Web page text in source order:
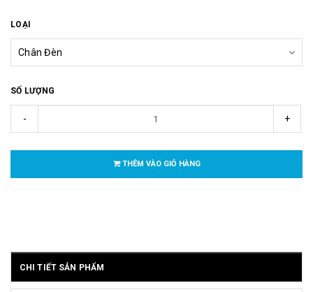
LOẠI
SỐ LƯỢNG
- +
THÊM VÀO GIỎ HÀNG
CHI TIẾT SẢN PHẨM